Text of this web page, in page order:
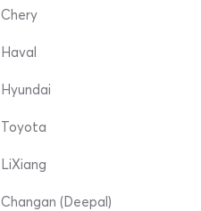
Chery
Haval
Hyundai
Toyota
LiXiang
Changan (Deepal)